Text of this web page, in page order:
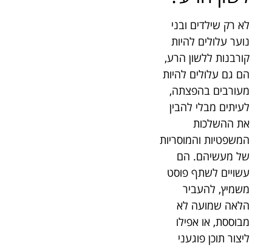
לא רק שילדים ובני
נוער עלולים להיות
קורבנות ללשון הרע,
הם גם עלולים להיות
מעורבים בהפצתה,
לעיתים מבלי להבין
את ההשלכות
המשפטיות והמוסריות
של מעשיהם. הם
עשויים לשתף פוסט
משמיץ, להעביר
הלאה שמועה לא
מבוססת, או אפילו
ליצור תוכן פוגעני